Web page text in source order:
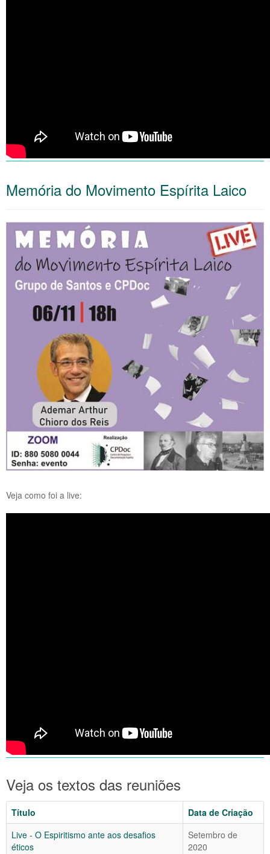
Memória do Movimento Espírita Laico
Veja como foi a live:
Veja os textos das reuniões
Título
Data de Criação
Live - O Espiritismo ante aos desafios
éticos
Setembro de
2020